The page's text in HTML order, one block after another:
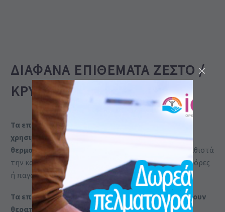
ΔΙΆΦΑΝΑ ΕΠΊΘΕΜΑΤΑ ΖΕΣΤΌ /
ΚΡΎΟ MSD CLASSIC
Τα επιθέματα ζεστά / κρύα Classic της MVS
χρησιμοποιούνται για κρυοθεραπεία και
θερμοθεραπεία. Αυτή η διπλή εφαρμογή τους τα καθιστά
την καλύτερη επιλογή σε σχέση με τις απλές θερμοφόρες
ή παγοκύστες.
Τα επαναχρησιμοποιούμενα επιθέματα προσφέρουν
θεραπεία με ζεστό ή κρύο, αποτελεσματικά και